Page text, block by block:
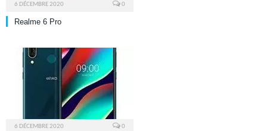
6 DÉCEMBRE 2020 0
Realme 6 Pro
6 DÉCEMBRE 2020 0